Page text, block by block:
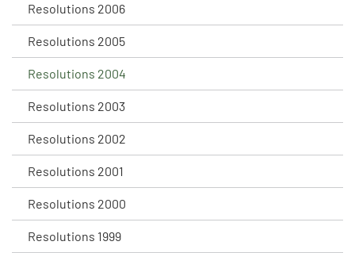
Resolutions 2006
Resolutions 2005
Resolutions 2004
Resolutions 2003
Resolutions 2002
Resolutions 2001
Resolutions 2000
Resolutions 1999